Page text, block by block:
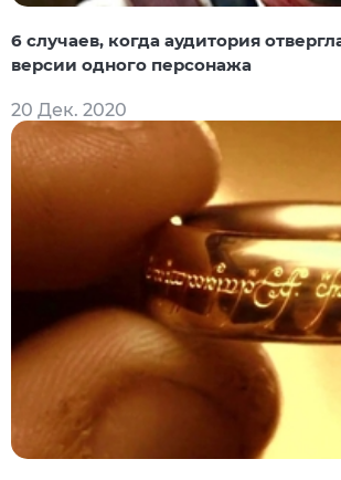
6 случаев, когда аудитория
версии одного персонажа
20 Дек. 2020